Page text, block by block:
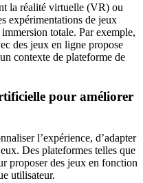
la réalité virtuelle (VR) ou
expérimentations de jeux
totale. Par exemple,
des jeux en ligne propose
contexte de plateforme de
pour améliorer
l’expérience, d’adapter
Des plateformes telles que
proposer des jeux en fonction
utilisateur.